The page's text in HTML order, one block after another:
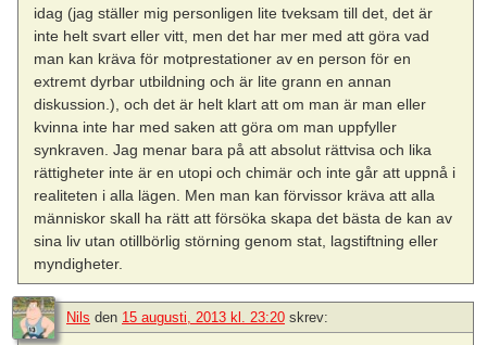
idag (jag ställer mig personligen lite tveksam till det, det är
inte helt svart eller vitt, men det har mer med att göra vad
man kan kräva för motprestationer av en person för en
extremt dyrbar utbildning och är lite grann en annan
diskussion.), och det är helt klart att om man är man eller
kvinna inte har med saken att göra om man uppfyller
synkraven. Jag menar bara på att absolut rättvisa och lika
rättigheter inte är en utopi och chimär och inte går att uppnå i
realiteten i alla lägen. Men man kan förvissor kräva att alla
människor skall ha rätt att försöka skapa det bästa de kan av
sina liv utan otillbörlig störning genom stat, lagstiftning eller
myndigheter.
Nils den 15 augusti, 2013 kl. 23:20 skrev: